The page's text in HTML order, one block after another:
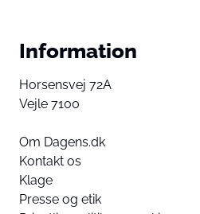
Information
Horsensvej 72A
Vejle 7100
Om Dagens.dk
Kontakt os
Klage
Presse og etik